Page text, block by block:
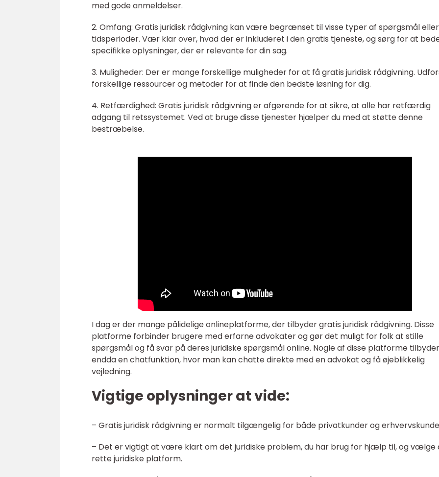
med gode anmeldelser.
2. Omfang: Gratis juridisk rådgivning kan være begrænset til visse typer af spørgsmål eller
tidsperioder. Vær klar over, hvad der er inkluderet i den gratis tjeneste, og sørg for at
specifikke oplysninger, der er relevante for din sag.
3. Muligheder: Der er mange forskellige muligheder for at få gratis juridisk rådgivning.
forskellige ressourcer og metoder for at finde den bedste løsning for dig.
4. Retfærdighed: Gratis juridisk rådgivning er afgørende for at sikre, at alle har retfærdig
adgang til retssystemet. Ved at bruge disse tjenester hjælper du med at støtte denne
bestræbelse.
I dag er der mange pålidelige onlineplatforme, der tilbyder gratis juridisk rådgivning. Disse
platforme forbinder brugere med erfarne advokater og gør det muligt for folk at stille
spørgsmål og få svar på deres juridiske spørgsmål online. Nogle af disse platforme tilbyder
endda en chatfunktion, hvor man kan chatte direkte med en advokat og få øjeblikkelig
vejledning.
Vigtige oplysninger at vide:
– Gratis juridisk rådgivning er normalt tilgængelig for både privatkunder og
– Det er vigtigt at være klart om det juridiske problem, du har brug for hjælp til, og vælge
rette juridiske platform.